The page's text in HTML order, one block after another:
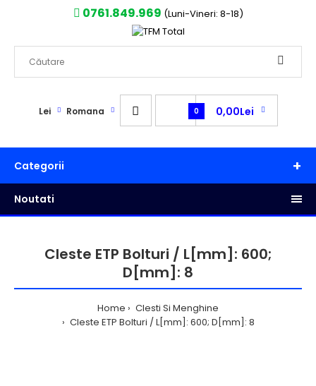
0761.849.969 (Luni-Vineri: 8-18)
Lei Romana 0 0,00Lei
Categorii
Noutati
Cleste ETP Bolturi / L[mm]: 600;
D[mm]: 8
Home
Clesti Si Menghine
Cleste ETP Bolturi / L[mm]: 600; D[mm]: 8